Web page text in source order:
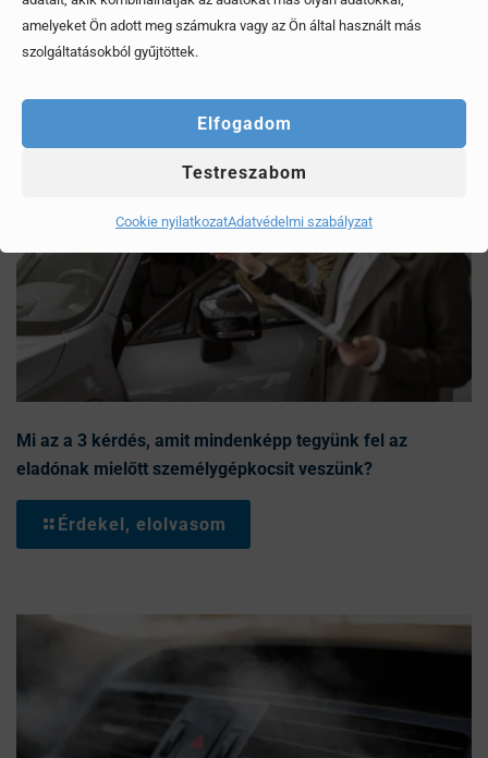
amelyeket Ön adott meg számukra vagy az Ön által használt más
szolgáltatásokból gyűjtöttek.
Elfogadom
Testreszabom
Cookie nyilatkozatAdatvédelmi szabályzat
Érdekel, elolvasom
Mi az a 3 kérdés, amit mindenképp tegyünk fel az
eladónak mielőtt személygépkocsit veszünk?
Érdekel, elolvasom